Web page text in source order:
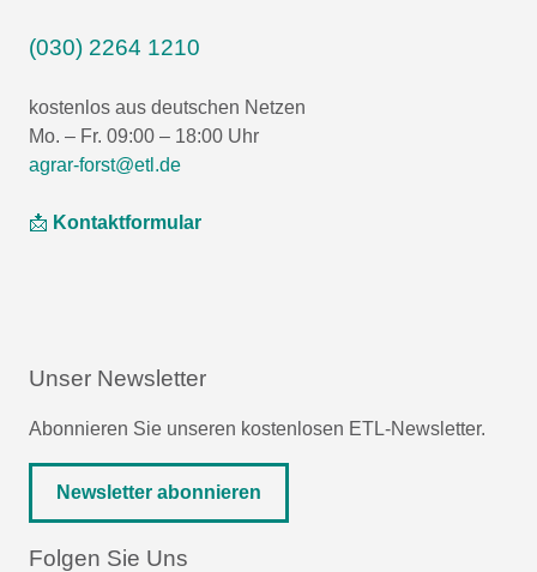
(030) 2264 1210
kostenlos aus deutschen Netzen
Mo. – Fr. 09:00 – 18:00 Uhr
agrar-forst@etl.de
📩 Kontaktformular
Unser Newsletter
Abonnieren Sie unseren kostenlosen ETL-Newsletter.
Newsletter abonnieren
Folgen Sie Uns